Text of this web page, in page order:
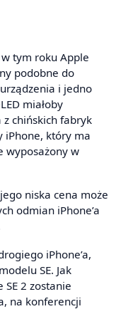
tym roku Apple
podobne do
i jedno
miałoby
z chińskich fabryk
iPhone, który ma
wyposażony w
niska cena może
odmian iPhone’a
iPhone’a,
SE. Jak
2 zostanie
na konferencji